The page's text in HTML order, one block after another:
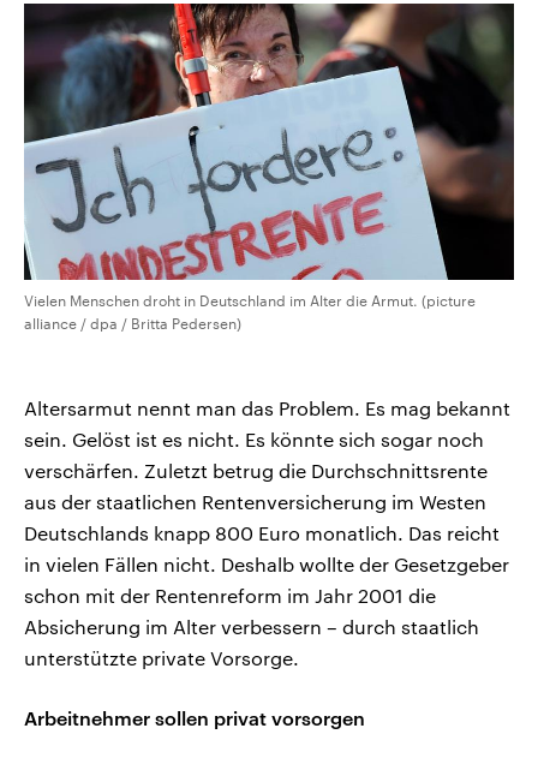
Vielen Menschen droht in Deutschland im Alter die Armut. (picture
alliance / dpa / Britta Pedersen)
Altersarmut nennt man das Problem. Es mag bekannt
sein. Gelöst ist es nicht. Es könnte sich sogar noch
verschärfen. Zuletzt betrug die Durchschnittsrente
aus der staatlichen Rentenversicherung im Westen
Deutschlands knapp 800 Euro monatlich. Das reicht
in vielen Fällen nicht. Deshalb wollte der Gesetzgeber
schon mit der Rentenreform im Jahr 2001 die
Absicherung im Alter verbessern – durch staatlich
unterstützte private Vorsorge.
Arbeitnehmer sollen privat vorsorgen